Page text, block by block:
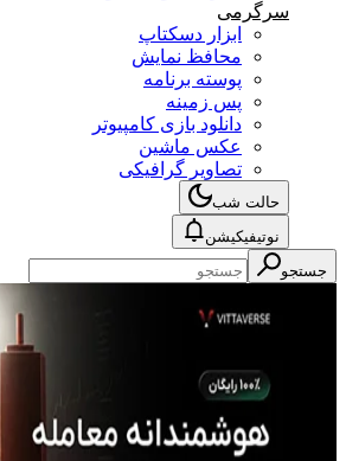
سرگرمی
ابزار دسکتاپ
محافظ نمایش
پوسته برنامه
پس زمینه
دانلود بازی کامپیوتر
عکس ماشین
تصاویر گرافیکی
حالت شب
نوتیفیکیشن
جستجو